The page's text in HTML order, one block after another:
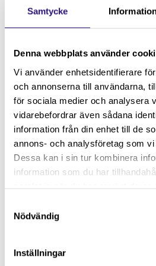
Samtycke
Denna webbplats använder
Vi använder enhetsidentifierare
och annonserna till användarna,
för sociala medier och analysera
vidarebefordrar även sådana
information från din enhet till de
annons- och analysföretag som
Dessa kan i sin tur kombinera
information som du har
samlat in när du har använt deras
Nödvändig
Inställningar
Uppdraget är mellan 50-75%
med möjlighet till förlängning
om tillsammans med din
behåller din nuvarande
där motsvarande del av dina
arbetsuppgifter byts ut till
Ett villkor för uppdraget är att
anställning på din myndighet
I din roll som samordnare
Rörlighet i statens
även